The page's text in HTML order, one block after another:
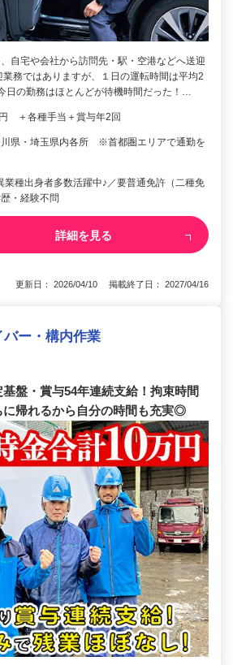
自宅や会社から訪問先・駅・空港などへ送迎
業務ではありますが、１日の運転時間は平均2
日の勤務はほとんどが待機時間だった！…
＋各種手当＋賞与年2回
川県・埼玉県内各所 ※首都圏エリアで通勤を
業種出身者多数活躍中♪／要普通免許（二種免
・経験不問
詳細を見る
更新日： 2026/04/10 掲載終了日： 2027/04/16
ー・構内作業
盤・賞与54年連続支給！拘束時間
に帰れるから自分の時間も充実◎